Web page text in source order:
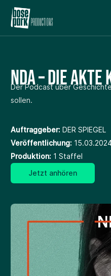
NDA – Die
Der Podcast über
sollen.
Auftraggeber: DER SPIEGEL
Veröffentlichung: 15.03.2024
Produktion: 1 Staffel
Jetzt anhören